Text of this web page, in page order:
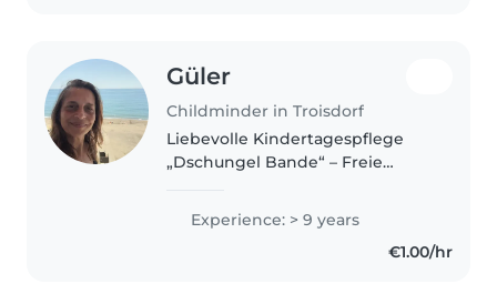
Güler
Childminder in Troisdorf
Liebevolle Kindertagespflege
„Dschungel Bande“ – Freie
eine liebevolle und zuverlässige
Betreuung für Ihr Kind? Dann
Experience: > 9 years
€1.00/hr